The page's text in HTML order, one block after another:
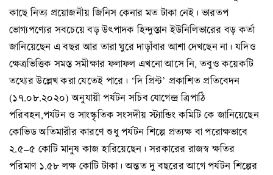
কাছে নিত্য প্রয়োজনীয় জিনিস কেনার মত টাকা নেই। ভারতপ
ভোগ্যপণ্যের সবচেয়ে বড় উৎপাদক হিন্দুস্তান ইউনিলিভারের বড় কর্তা
জানিয়েছেন এ বছর আর তারা ঘুরে দাড়াঁবার আশা দেখছেন না। যদিও
ক্ষেত্রভিত্তিক সমস্ত সমীক্ষার ফলাফল এখনো আসে নি, তবুও কয়েকটি
তথ্যের উল্লেখ করা যেতেই পারে। ‘দি প্রিন্ট’ প্রকাশিত প্রতিবেদন
(১৭.০৮.২০২০) অনুযায়ী পর্যটন সচিব যোগেন্দ্র ত্রিপাঠি
পরিবহন,পর্যটন ও সাংস্কৃতিক সংসদীয় স্ট্যান্ডিং কমিটি কে জানিয়েছেন
কোভিড অতিমারীর কারণে শুধু পর্যটন শিল্পে প্রত্যক্ষ বা পরোক্ষভাবে
২.৫–৫ কোটি মানুষ কাজ হারিয়েছেন। সরকারের রাজস্ব ক্ষতির
পরিমাণ ১.৫৮ লক্ষ কোটি টাকা। অন্তত দু বছরের আগে পর্যটন শিল্পের